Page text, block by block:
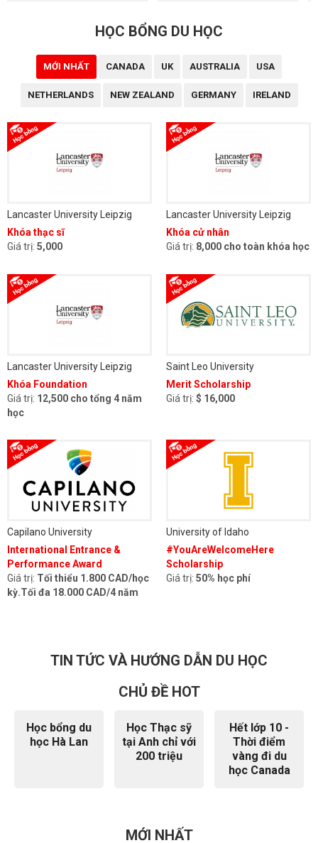
HỌC BỔNG DU HỌC
MỚI NHẤT CANADA UK AUSTRALIA USA
NETHERLANDS NEW ZEALAND GERMANY IRELAND
Lancaster University Leipzig
Khóa thạc sĩ
Giá trị: 5,000
Lancaster University Leipzig
Khóa cử nhân
Giá trị: 8,000 cho toàn khóa học
Lancaster University Leipzig
Khóa Foundation
Giá trị: 12,500 cho tổng 4 năm
học
Saint Leo University
Merit Scholarship
Giá trị: $ 16,000
Capilano University
International Entrance &
Performance Award
Giá trị: Tối thiểu 1.800 CAD/học
kỳ.Tối đa 18.000 CAD/4 năm
University of Idaho
#YouAreWelcomeHere
Scholarship
Giá trị: 50% học phí
TIN TỨC VÀ HƯỚNG DẪN DU HỌC
CHỦ ĐỀ HOT
Học bổng du
học Hà Lan
Học Thạc sỹ
tại Anh chỉ với
200 triệu
Hết lớp 10 -
Thời điểm
vàng đi du
học Canada
MỚI NHẤT